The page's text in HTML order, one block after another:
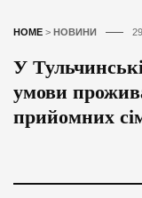
HOME > НОВИНИ
У
умови
прийомних